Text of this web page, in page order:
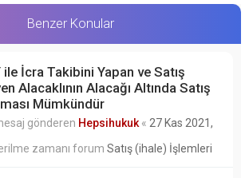
Benzer Konular
ile İcra Takibini Yapan ve Satış
Alacaklının Alacağı Altında Satış
Mümkündür
gönderen Hepsihukuk « 27 Kas 2021,
zamanı forum Satış (ihale) İşlemleri